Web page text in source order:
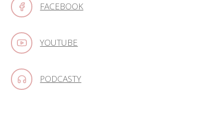
FACEBOOK
YOUTUBE
PODCASTY